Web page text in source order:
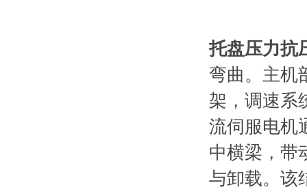
托盘压力抗
弯曲。主机
架，调速系
流伺服电机
中横梁，带
与卸载。该